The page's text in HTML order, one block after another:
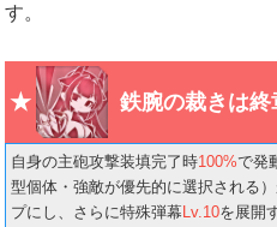
す。
鉄腕の裁きは終
自身の主砲攻撃装填完了時100%で発
型個体・強敵が優先的に選択される
プにし、さらに特殊弾幕 Lv.10を展開